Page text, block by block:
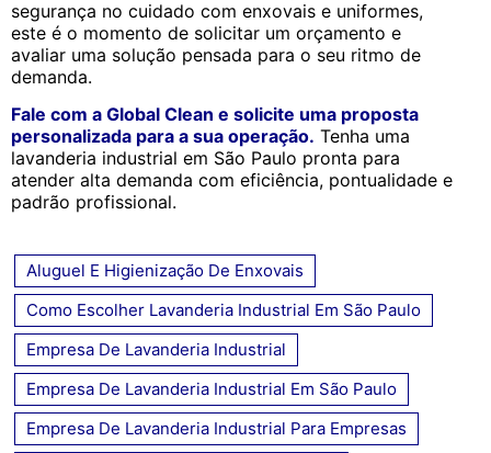
segurança no cuidado com enxovais e uniformes,
este é o momento de solicitar um orçamento e
avaliar uma solução pensada para o seu ritmo de
demanda.
Fale com a Global Clean e solicite uma proposta
personalizada para a sua operação. Tenha uma
lavanderia industrial em São Paulo pronta para
atender alta demanda com eficiência, pontualidade e
padrão profissional.
Aluguel E Higienização De Enxovais
Como Escolher Lavanderia Industrial Em São Paulo
Empresa De Lavanderia Industrial
Empresa De Lavanderia Industrial Em São Paulo
Empresa De Lavanderia Industrial Para Empresas